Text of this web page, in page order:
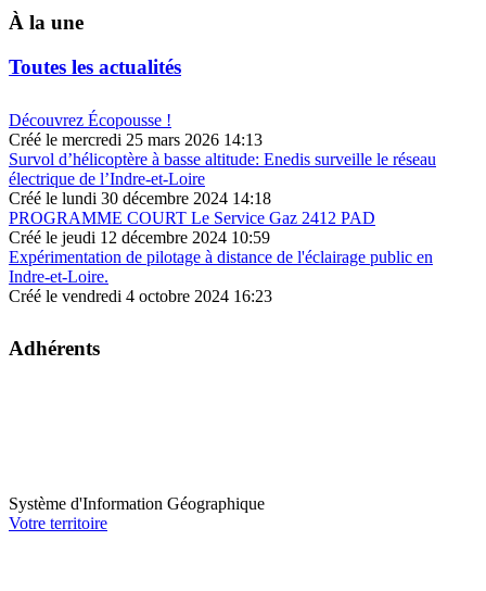
À la une
Toutes les actualités
Découvrez Écopousse !
Créé le mercredi 25 mars 2026 14:13
Survol d’hélicoptère à basse altitude: Enedis surveille le réseau
électrique de l’Indre-et-Loire
Créé le lundi 30 décembre 2024 14:18
PROGRAMME COURT Le Service Gaz 2412 PAD
Créé le jeudi 12 décembre 2024 10:59
Expérimentation de pilotage à distance de l'éclairage public en
Indre-et-Loire.
Créé le vendredi 4 octobre 2024 16:23
Adhérents
Système d'Information Géographique
Votre territoire